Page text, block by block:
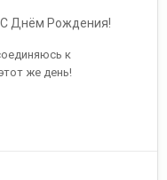
С Днём Рождения!
к
же день!